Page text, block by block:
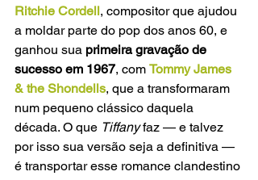
Ritchie Cordell, compositor que ajudou
a moldar parte do pop dos anos 60, e
ganhou sua primeira gravação de
sucesso em 1967, com Tommy James
& the Shondells, que a transformaram
num pequeno clássico daquela
década. O que Tiffany faz — e talvez
por isso sua versão seja a definitiva —
é transportar esse romance clandestino